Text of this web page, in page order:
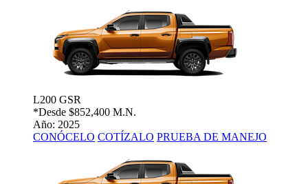
L200 GSR
*Desde $852,400 M.N.
Año: 2025
CONÓCELO COTÍZALO PRUEBA DE MANEJO